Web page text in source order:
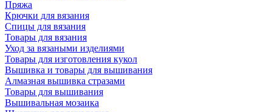
Пряжа
Крючки для вязания
Спицы для вязания
Товары для вязания
Уход за вязаными изделиями
Товары для изготовления кукол
Вышивка и товары для вышивания
Алмазная вышивка стразами
Товары для вышивания
Вышивальная мозаика